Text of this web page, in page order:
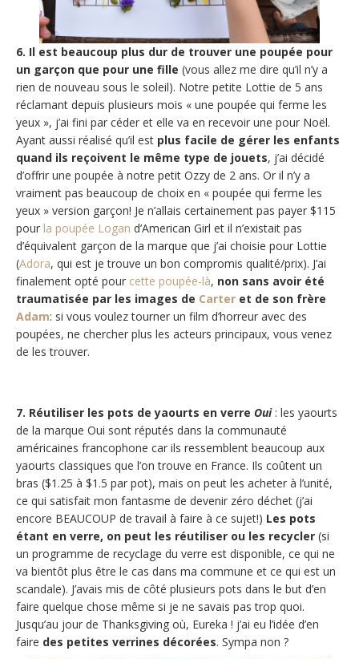
6. Il est beaucoup plus dur de trouver une poupée pour
un garçon que pour une fille (vous allez me dire qu’il n’y a
rien de nouveau sous le soleil). Notre petite Lottie de 5 ans
réclamant depuis plusieurs mois « une poupée qui ferme les
yeux », j’ai fini par céder et elle va en recevoir une pour Noël.
Ayant aussi réalisé qu’il est plus facile de gérer les enfants
quand ils reçoivent le même type de jouets, j’ai décidé
d’offrir une poupée à notre petit Ozzy de 2 ans. Or il n’y a
vraiment pas beaucoup de choix en « poupée qui ferme les
yeux » version garçon! Je n’allais certainement pas payer $115
pour la poupée Logan d’American Girl et il n’existait pas
d’équivalent garçon de la marque que j’ai choisie pour Lottie
(Adora, qui est je trouve un bon compromis qualité/prix). J’ai
finalement opté pour cette poupée-là, non sans avoir été
traumatisée par les images de Carter et de son frère
Adam: si vous voulez tourner un film d’horreur avec des
poupées, ne chercher plus les acteurs principaux, vous venez
de les trouver.
7. Réutiliser les pots de yaourts en verre Oui: les yaourts
de la marque Oui sont réputés dans la communauté
américaines francophone car ils ressemblent beaucoup aux
yaourts classiques que l’on trouve en France. Ils coûtent un
bras ($1.25 à $1.5 par pot), mais on peut les acheter à l’unité,
ce qui satisfait mon fantasme de devenir zéro déchet (j’ai
encore BEAUCOUP de travail à faire à ce sujet!) Les pots
étant en verre, on peut les réutiliser ou les recycler (si
un programme de recyclage du verre est disponible, ce qui ne
va bientôt plus être le cas dans ma commune et ce qui est un
scandale). J’avais mis de côté plusieurs pots dans le but d’en
faire quelque chose même si je ne savais pas trop quoi.
Jusqu’au jour de Thanksgiving où, Eureka ! j’ai eu l’idée d’en
faire des petites verrines décorées. Sympa non ?